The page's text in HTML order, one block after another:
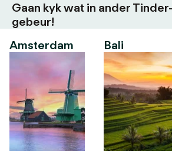
Gaan kyk wat in ander
gebeur!
Amsterdam
Bali